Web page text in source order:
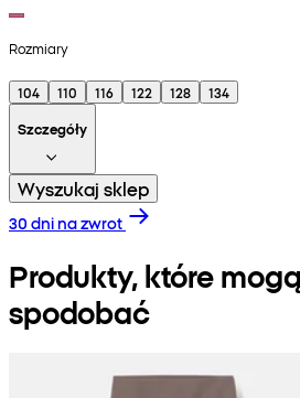
Rozmiary
104 110 116 122 128
134
Szczegóły
Wyszukaj sklep
30 dni na zwrot
Produkty, które
spodobać